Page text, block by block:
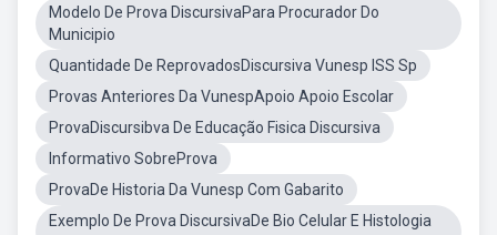
Modelo De Prova DiscursivaPara Procurador Do
Municipio
Quantidade De ReprovadosDiscursiva Vunesp ISS Sp
Provas Anteriores Da VunespApoio Apoio Escolar
ProvaDiscursibva De Educação Fisica Discursiva
Informativo SobreProva
ProvaDe Historia Da Vunesp Com Gabarito
Exemplo De Prova DiscursivaDe Bio Celular E Histologia